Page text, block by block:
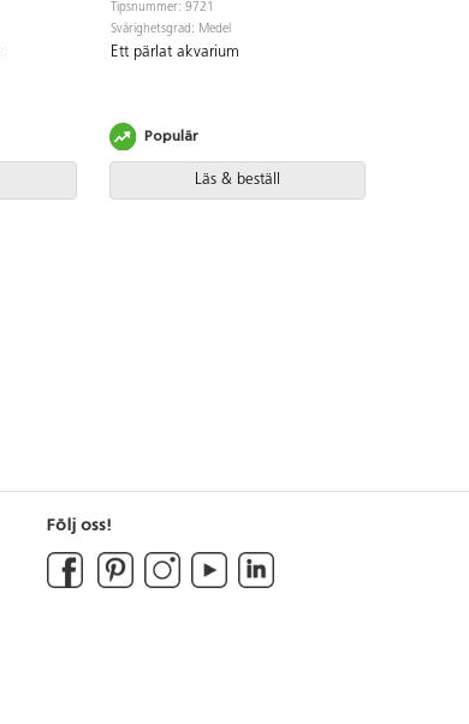
Tipsnummer: 9721
Svårighetsgrad: Medel
Ett pärlat akvarium
Läs & beställ
Populär
Följ oss!